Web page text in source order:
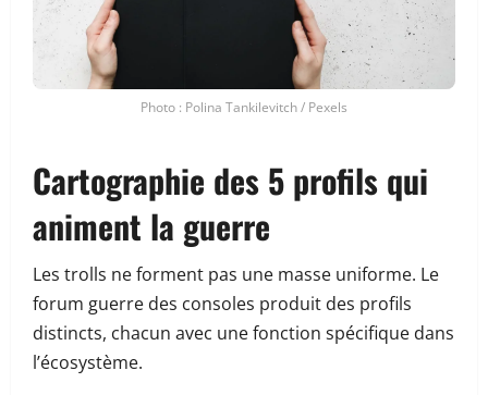
Photo : Polina Tankilevitch / Pexels
Cartographie des 5 profils qui
animent la guerre
Les trolls ne forment pas une masse uniforme. Le
forum guerre des consoles produit des profils
distincts, chacun avec une fonction spécifique dans
l’écosystème.